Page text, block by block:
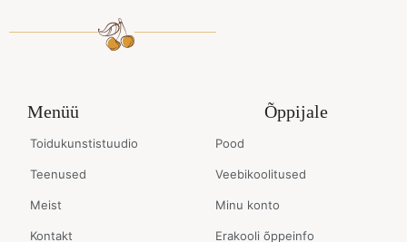
Menüü
Toidukunstistuudio
Teenused
Meist
Kontakt
Õppijale
Pood
Veebikoolitused
Minu konto
Erakooli õppeinfo